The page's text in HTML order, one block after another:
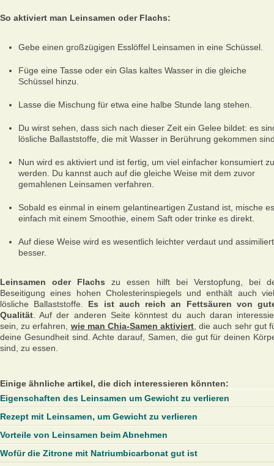
So aktiviert man Leinsamen oder Flachs:
Gebe einen großzügigen Esslöffel Leinsamen in eine Schüssel.
Füge eine Tasse oder ein Glas kaltes Wasser in die gleiche
Schüssel hinzu.
Lasse die Mischung für etwa eine halbe Stunde lang stehen.
Du wirst sehen, dass sich nach dieser Zeit ein Gelee bildet: es
lösliche Ballaststoffe, die mit Wasser in Berührung gekommen
Nun wird es aktiviert und ist fertig, um viel einfacher konsumiert zu
werden. Du kannst auch auf die gleiche Weise mit dem zuvor
gemahlenen Leinsamen verfahren.
Sobald es einmal in einem gelantineartigen Zustand ist, mische es
einfach mit einem Smoothie, einem Saft oder trinke es direkt.
Auf diese Weise wird es wesentlich leichter verdaut und assimiliert
besser.
Leinsamen oder Flachs zu essen hilft bei Verstopfung, bei
Beseitigung eines hohen Cholesterinspiegels und enthält auch
lösliche Ballaststoffe. Es ist auch reich an Fettsäuren von
Qualität . Auf der anderen Seite könntest du auch daran
sein, zu erfahren, wie man Chia-Samen aktiviert , die auch sehr gut
deine Gesundheit sind. Achte darauf, Samen, die gut für deinen
sind, zu essen.
Einige ähnliche artikel, die dich interessieren könnten:
Eigenschaften des Leinsamen um Gewicht zu verlieren
Rezept mit Leinsamen, um Gewicht zu verlieren
Vorteile von Leinsamen beim Abnehmen
Wofür die Zitrone mit Natriumbicarbonat gut ist